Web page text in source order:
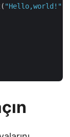
"Hello,world!"